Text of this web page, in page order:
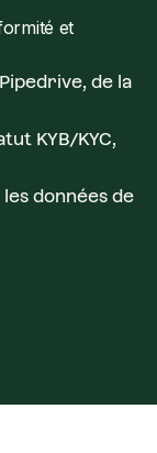
et
de la
KYB/KYC,
données de